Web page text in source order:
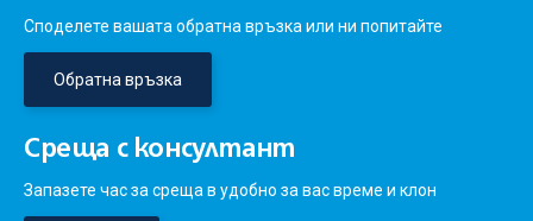
Споделете вашата обратна връзка или ни попитайте
Обратна връзка
Среща с консултант
Запазете час за среща в удобно за вас време и клон